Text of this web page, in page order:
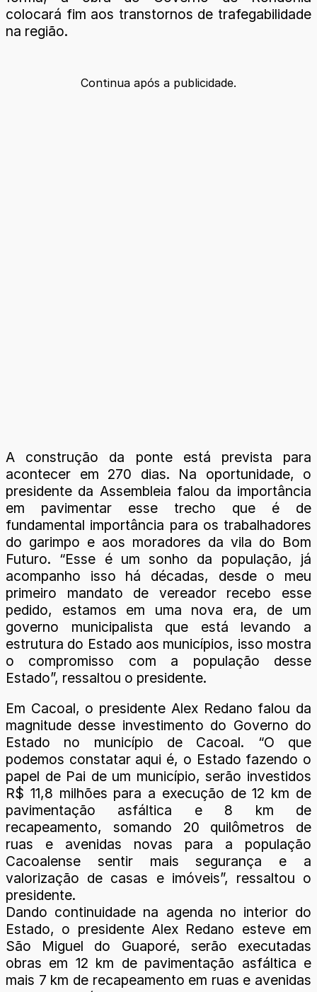
colocará fim aos transtornos de trafegabilidade
na região.
Continua após a publicidade.
A construção da ponte está prevista para
acontecer em 270 dias. Na oportunidade, o
presidente da Assembleia falou da importância
em pavimentar esse trecho que é de
fundamental importância para os trabalhadores
do garimpo e aos moradores da vila do Bom
Futuro. “Esse é um sonho da população, já
acompanho isso há décadas, desde o meu
primeiro mandato de vereador recebo esse
pedido, estamos em uma nova era, de um
governo municipalista que está levando a
estrutura do Estado aos municípios, isso mostra
o compromisso com a população desse
Estado”, ressaltou o presidente.
Em Cacoal, o presidente Alex Redano falou da
magnitude desse investimento do Governo do
Estado no município de Cacoal. “O que
podemos constatar aqui é, o Estado fazendo o
papel de Pai de um município, serão investidos
R$ 11,8 milhões para a execução de 12 km de
pavimentação asfáltica e 8 km de
recapeamento, somando 20 quilômetros de
ruas e avenidas novas para a população
Cacoalense sentir mais segurança e a
valorização de casas e imóveis”, ressaltou o
presidente.
Dando continuidade na agenda no interior do
Estado, o presidente Alex Redano esteve em
São Miguel do Guaporé, serão executadas
obras em 12 km de pavimentação asfáltica e
mais 7 km de recapeamento em ruas e avenidas